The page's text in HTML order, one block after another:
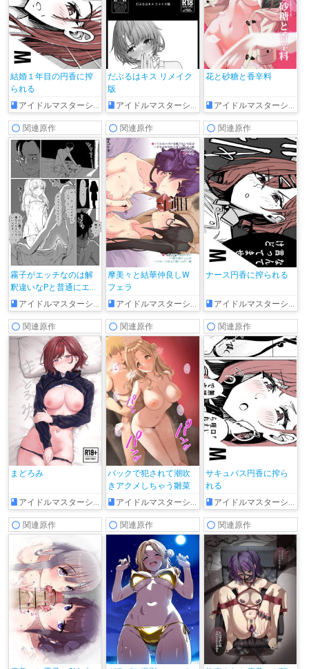
結婚１年目の円香に搾
られる
アイドルマスターシャイニーカラーズ
だぶるはキス リメイク
版
アイドルマスターシャイニーカラーズ
花と砂糖と香辛料
アイドルマスターシャイニーカラーズ
関連原作
霧子がエッチなのは解
釈違いなPと普通にエッ
チな霧子のエロ漫画
アイドルマスターシャイニーカラーズ
関連原作
摩美々と結華仲良しW
フェラ
アイドルマスターシャイニーカラーズ
関連原作
ナース円香に搾られる
アイドルマスターシャイニーカラーズ
関連原作
まどろみ
アイドルマスターシャイニーカラーズ
関連原作
バックで犯されて潮吹
きアクメしちゃう雛菜
アイドルマスターシャイニーカラーズ
関連原作
サキュバス円香に搾ら
れる
アイドルマスターシャイニーカラーズ
関連原作 関連原作 関連原作